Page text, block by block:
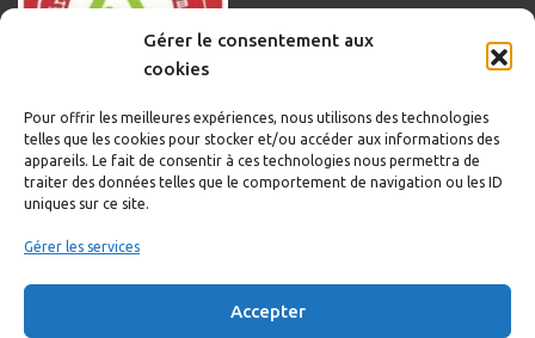
Gérer le consentement aux
cookies
Pour offrir les meilleures expériences, nous utilisons des technologies
telles que les cookies pour stocker et/ou accéder aux informations des
appareils. Le fait de consentir à ces technologies nous permettra de
traiter des données telles que le comportement de navigation ou les ID
uniques sur ce site.
Gérer les services
Accepter
Informations légales
Politique de cookies